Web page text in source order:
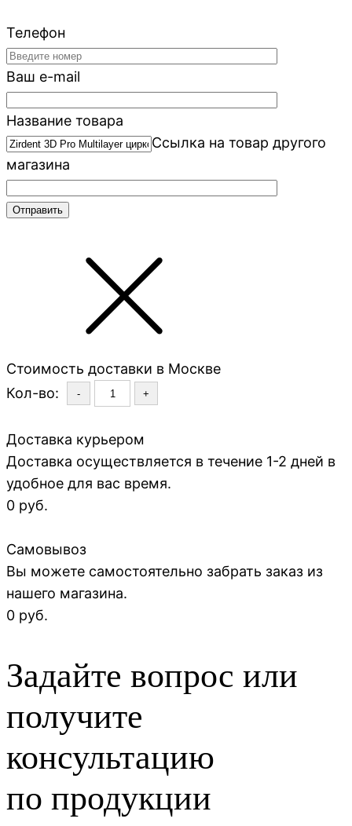
Телефон
Ваш e-mail
Название товара
Ссылка на товар другого
магазина
Стоимость доставки в Москве
Кол-во:
- +
Доставка курьером
Доставка осуществляется в течение 1-2 дней в
удобное для вас время.
0 руб.
Самовывоз
Вы можете самостоятельно забрать заказ из
нашего магазина.
0 руб.
Задайте вопрос или
получите
консультацию
по продукции